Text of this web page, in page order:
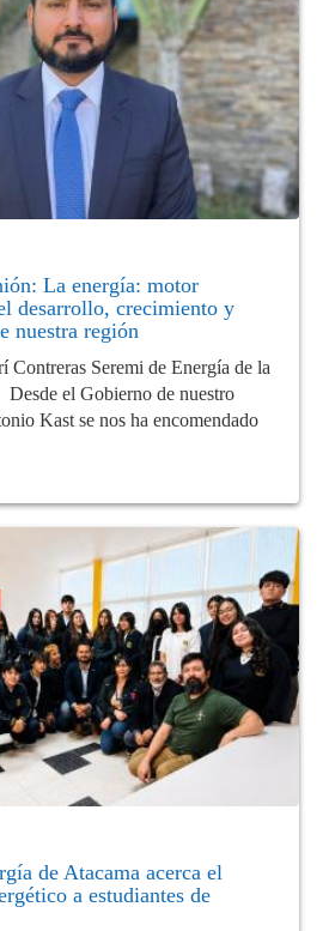
La energía: motor
desarrollo, crecimiento y
nuestra región
Contreras Seremi de Energía de la
el Gobierno de nuestro
Kast se nos ha encomendado
de Atacama acerca el
a estudiantes de